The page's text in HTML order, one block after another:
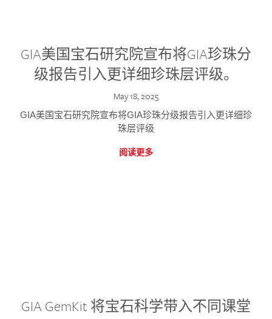
GIA美国宝石研究院宣布将GIA珍珠分
级报告引入更详细珍珠层评级。
May 18, 2025
GIA美国宝石研究院宣布将GIA珍珠分级报告引入更详细珍
珠层评级
阅读更多
GIA GemKit 将宝石科学带入不同课堂